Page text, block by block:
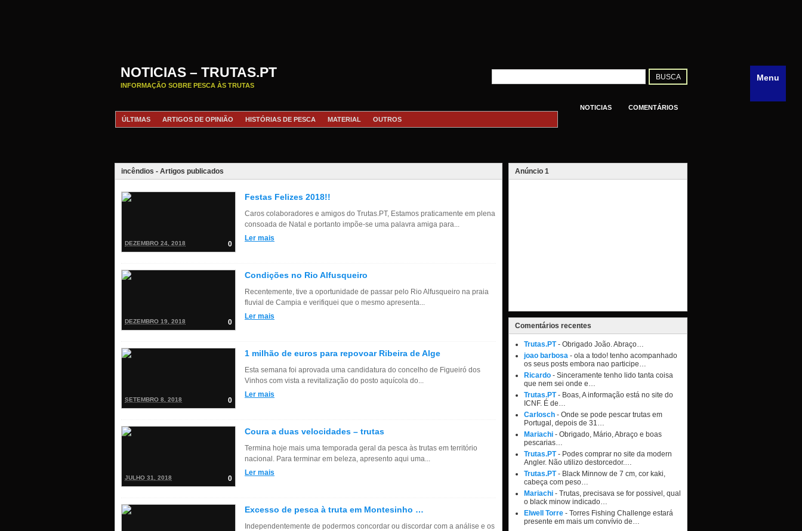
NOTICIAS – TRUTAS.PT
INFORMAÇÃO SOBRE PESCA ÀS TRUTAS
NOTICIAS
COMENTÁRIOS
ÚLTIMAS
ARTIGOS DE OPINIÃO HISTÓRIAS DE PESCA MATERIAL OUTROS
incêndios - Artigos publicados
0
DEZEMBRO 24, 2018
Festas Felizes 2018!!
Caros colaboradores e amigos do Trutas.PT, Estamos praticamente em plena
consoada de Natal e portanto impõe-se uma palavra amiga para...
Ler mais
0
DEZEMBRO 19, 2018
Condições no Rio Alfusqueiro
Recentemente, tive a oportunidade de passar pelo Rio Alfusqueiro na praia
fluvial de Campia e verifiquei que o mesmo apresenta...
Ler mais
0
SETEMBRO 8, 2018
1 milhão de euros para repovoar Ribeira de Alge
Esta semana foi aprovada uma candidatura do concelho de Figueiró dos
Vinhos com vista a revitalização do posto aquícola do...
Ler mais
0
JULHO 31, 2018
Coura a duas velocidades – trutas
Termina hoje mais uma temporada geral da pesca às trutas em território
nacional. Para terminar em beleza, apresento aqui uma...
Ler mais
Excesso de pesca à truta em Montesinho …
Independentemente de podermos concordar ou discordar com a análise e os
Anúncio 1
Comentários recentes
Trutas.PT- Obrigado João. Abraço…
joao barbosa - ola a todo! tenho acompanhado
os seus posts embora nao participe…
Ricardo - Sinceramente tenho lido tanta coisa
que nem sei onde e…
Trutas.PT- Boas, A informação está no site do
ICNF. É de…
Carlosch - Onde se pode pescar trutas em
Portugal, depois de 31…
Mariachi - Obrigado, Mário, Abraço e boas
pescarias…
Trutas.PT- Podes comprar no site da modern
Angler. Não utilizo destorcedor.…
Trutas.PT- Black Minnow de 7 cm, cor kaki,
cabeça com peso…
Mariachi - Trutas, precisava se for possivel, qual
o black minow indicado…
Elwell Torre - Torres Fishing Challenge estará
presente em mais um convívio de…
Menu